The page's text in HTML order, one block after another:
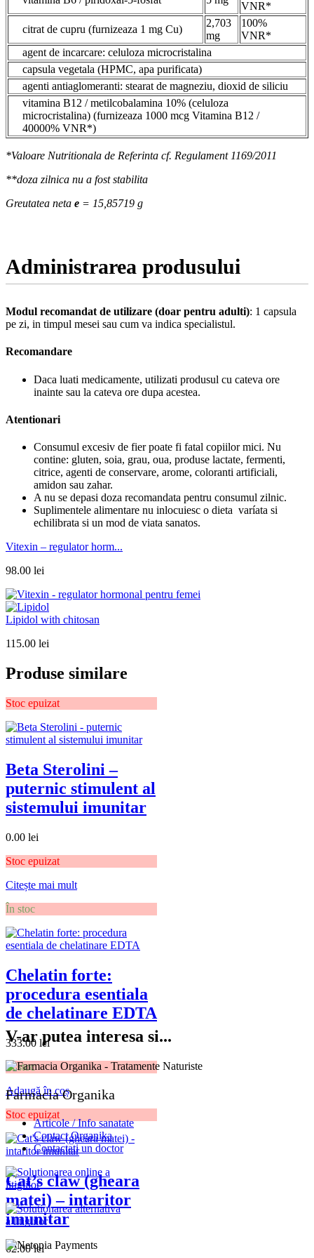
VNR*
citrat de cupru (furnizeaza 1 mg Cu)
2,703
mg
100%
VNR*
agent de incarcare: celuloza microcristalina
capsula vegetala (HPMC, apa purificata)
agenti antiaglomeranti: stearat de magneziu, dioxid de siliciu
vitamina B12 / metilcobalamina 10% (celuloza
microcristalina) (furnizeaza 1000 mcg Vitamina B12 /
40000% VNR*)
*Valoare Nutritionala de Referinta cf. Regulament 1169/2011
**doza zilnica nu a fost stabilita
Greutatea neta e = 15,85719 g
Administrarea produsului
Modul recomandat de utilizare (doar pentru adulti): 1 capsula
pe zi, in timpul mesei sau cum va indica specialistul.
Recomandare
Daca luati medicamente, utilizati produsul cu cateva ore
inainte sau la cateva ore dupa acestea.
Atentionari
Consumul excesiv de fier poate fi fatal copiilor mici. Nu
contine: gluten, soia, grau, oua, produse lactate, fermenti,
citrice, agenti de conservare, arome, coloranti artificiali,
amidon sau zahar.
A nu se depasi doza recomandata pentru consumul zilnic.
Suplimentele alimentare nu inlocuiesc o dieta varíata si
echilibrata si un mod de viata sanatos.
Vitexin – regulator horm...
98.00 lei
Lipidol with chitosan
115.00 lei
Produse similare
Stoc epuizat
Beta Sterolini –
puternic stimulent al
sistemului imunitar
0.00 lei
Stoc epuizat
Citește mai mult
În stoc
Chelatin forte:
procedura esentiala
de chelatinare EDTA
333.00 lei
În stoc
Adaugă în coș
Stoc epuizat
Cat’s claw (gheara
matei) – intaritor
imunitar
62.00lei
V-ar putea interesa si...
Farmacia Organika
Articole / Info sanatate
Contact Organika
Contactati un doctor